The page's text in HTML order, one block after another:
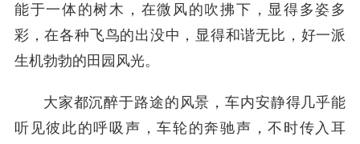
能于一体的树木，在微风的吹拂下，显得多姿多
彩，在各种飞鸟的出没中，显得和谐无比，好一派
生机勃勃的田园风光。
大家都沉醉于路途的风景，车内安静得几乎能
听见彼此的呼吸声，车轮的奔驰声，不时传入耳